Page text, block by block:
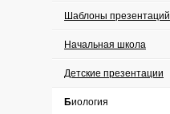
Шаблоны презентаций
Начальная школа
Детские презентации
Биология